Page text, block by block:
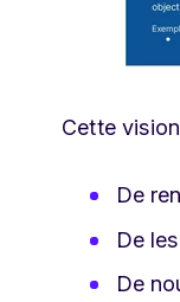
Cette
De
De
De